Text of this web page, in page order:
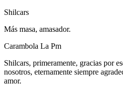
Shilcars
Más masa, amasador.
Carambola La Pm
Shilcars, primeramente, gracias por
nosotros, eternamente siempre
amor.